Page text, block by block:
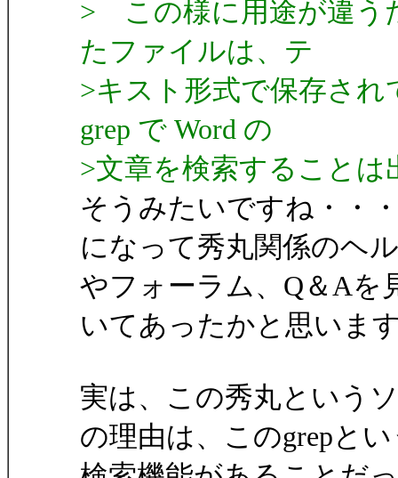
> この様に用途が違う
たファイルは、テ
>キスト形式で保存さ
grep で Word の
>文章を検索することは
そうみたいですね・・
になって秀丸関係のヘ
やフォーラム、Q＆Aを
いてあったかと思いま
実は、この秀丸という
の理由は、このgrepと